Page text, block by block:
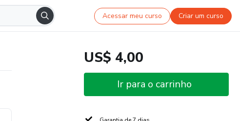
Acessar meu curso Criar um curso
US$ 4,00
Ir para o carrinho